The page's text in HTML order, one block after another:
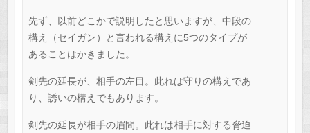
先ず、以前どこかで説明したと思いますが、中段の
構え（セイガン）と言われる構えに5つのタイプが
あることはかきました。
剣先の延長が、相手の左目。此れは守りの構えであ
り、誘いの構えでもあります。
剣先の延長が相手の眉間。此れは相手に対する脅迫